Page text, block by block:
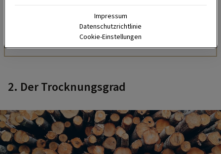
So baut man einen Griller aus
Ziegelsteinen
2. Der Trocknungsgrad
Impressum
Datenschutzrichtlinie
Cookie-Einstellungen